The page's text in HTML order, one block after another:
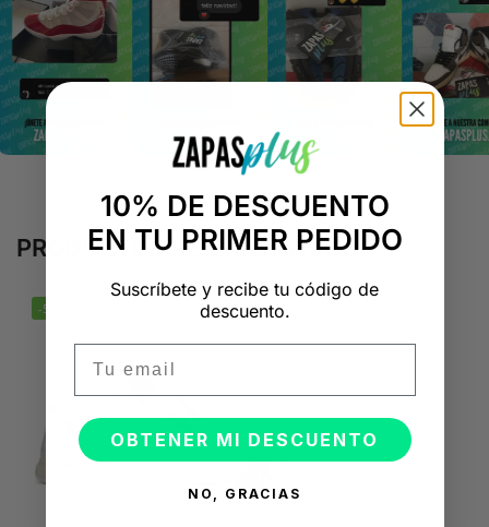
PRODUCTOS RELACIONADOS
-50%
10% DE DESCUENTO
EN TU PRIMER PEDIDO
Suscríbete y recibe tu código de
descuento.
OBTENER MI DESCUENTO
NO, GRACIAS